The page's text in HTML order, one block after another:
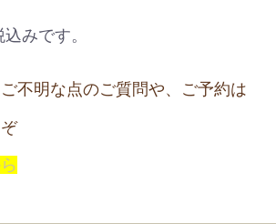
みです。
不明な点のご質問や、ご予約は